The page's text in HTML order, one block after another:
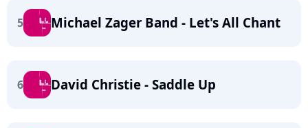
5 Michael Zager Band - Let's All Chant
6 David Christie - Saddle Up